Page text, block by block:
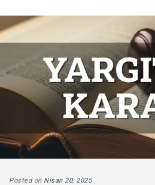
Posted on Nisan 20, 2025